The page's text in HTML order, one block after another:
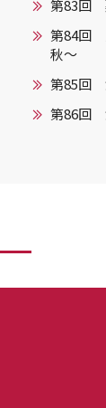
第83回
第84回
秋～
第85回
第86回